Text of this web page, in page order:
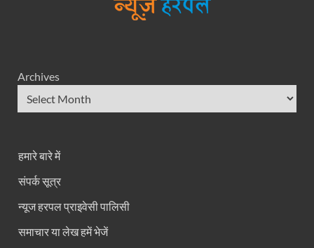
Archives
हमारे बारे में
संपर्क सूत्र
न्यूज हरपल प्राइवेसी पालिसी
समाचार या लेख हमें भेजें